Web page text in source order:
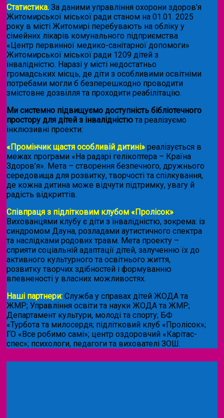
Статистика. За даними управління охорони здоров’я
Житомирської міської ради станом на 01.01. 2025
року в місті Житомирі перебувають на обліку у
сімейних лікарів комунального підприємства
«Центр первинної медико-санітарної допомоги»
Житомирської міської ради 1209 дітей з
інвалідністю. Наразі у місті недостатньо
громадських місць, де діти з особливими освітніми
потребами могли б безперешкодно проводити
змістовне дозвілля та проходити реабілітацію.
Ми системно підвищуємо доступність бібліотечного
простору для дітей з інвалідністю та реалізуємо
інклюзивні проекти:
«Промінчик щастя особливій дитині» реалізується в
межах програми «На радарі гелікоптера – Країна
Здоров’я». Мета – створення безпечного, дружнього
середовища для розвитку, творчості та спілкування,
де кожна дитина може відчути підтримку, увагу й
радість відкриттів.
Співпраця з підлітковим клубом «Пролісок».
Вихованцями клубу є діти з інвалідністю, зокрема: із
синдромом Дауна, розладами аутистичного спектра
та наслідками родових травм. Мета проекту –
сприяти соціальній адаптації дітей, залученню їх до
активного культурного та освітнього життя,
розвитку творчих здібностей і формуванню
впевненості у власних можливостях.
Наші партнери: Служба у справах дітей ЖОДА та
ЖМР; Управління освіти та науки ЖОДА та ЖМР;
Департамент культури, молоді та спорту; БФ
«Турбота та милосердя; підлітковий клуб «Пролісок»;
ГО «Все робимо самі»; центр оздоровчий «Карітас-
спес»; психологи, педагоги та вихователі ЗОШ.